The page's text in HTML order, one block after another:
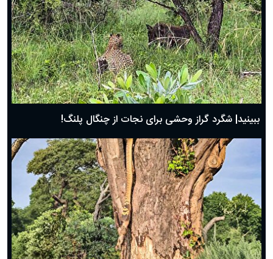
ببینید| شگرد گراز وحشی برای نجات از چنگال پلنگ!